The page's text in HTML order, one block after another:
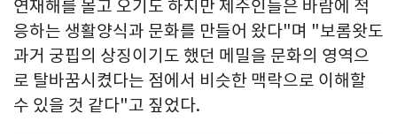
연재해를 몰고 오기도 하지만 제주인들은 바람에 적
응하는 생활양식과 문화를 만들어 왔다"며 "보롬왓도
과거 궁핍의 상징이기도 했던 메밀을 문화의 영역으
로 탈바꿈시켰다는 점에서 비슷한 맥락으로 이해할
수 있을 것 같다"고 짚었다.